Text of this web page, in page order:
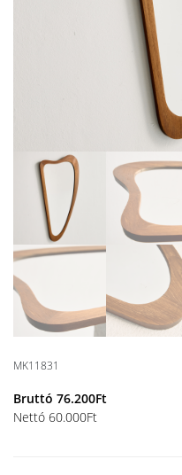
MK11831
Bruttó 76.200Ft
Nettó 60.000Ft